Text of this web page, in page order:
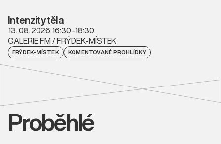
Intenzity těla
13. 08. 2026 16:30–18:30
GALERIE FM / FRÝDEK-MÍSTEK
FRÝDEK-MÍSTEK KOMENTOVANÉ PROHLÍDKY
Proběhlé